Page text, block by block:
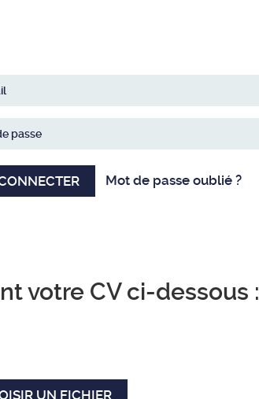
Mot de passe oublié ?
votre CV ci-dessous :
UN FICHIER